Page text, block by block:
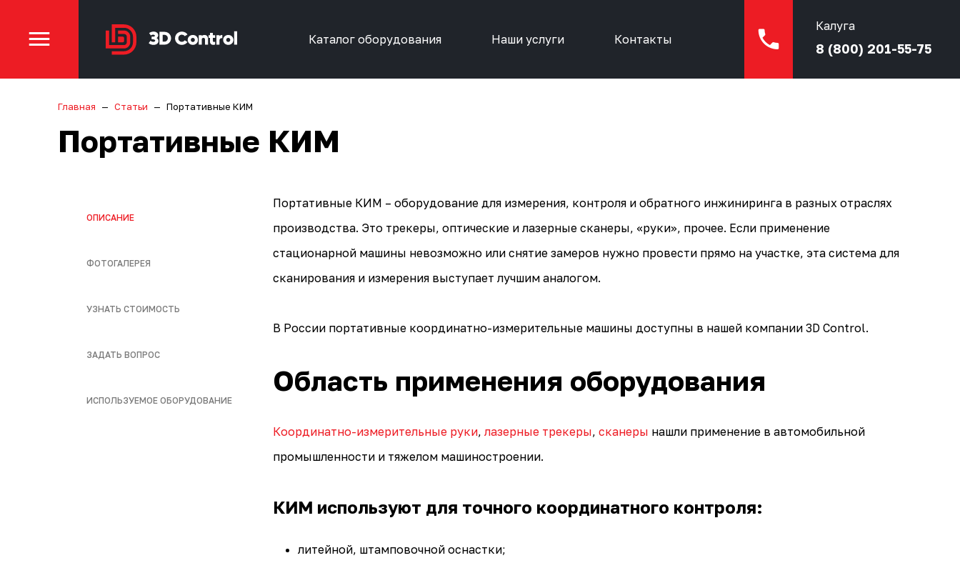
Каталог оборудования Наши услуги Контакты
Калуга
8 (800) 201-55-75
Главная Статьи Портативные КИМ
Портативные КИМ
ОПИСАНИЕ
ФОТОГАЛЕРЕЯ
УЗНАТЬ СТОИМОСТЬ
ЗАДАТЬ ВОПРОС
ИСПОЛЬЗУЕМОЕ ОБОРУДОВАНИЕ
Портативные КИМ – оборудование для измерения, контроля и обратного инжиниринга в разных отраслях
производства. Это трекеры, оптические и лазерные сканеры, «руки», прочее. Если применение
стационарной машины невозможно или снятие замеров нужно провести прямо на участке, эта система для
сканирования и измерения выступает лучшим аналогом.
В России портативные координатно-измерительные машины доступны в нашей компании 3D Control.
Область применения оборудования
Координатно-измерительные руки, лазерные трекеры, сканеры нашли применение в автомобильной
промышленности и тяжелом машиностроении.
КИМ используют для точного координатного контроля:
литейной, штамповочной оснастки;